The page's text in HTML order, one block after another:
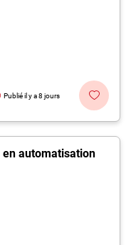
Publié il y a 8 jours
automatisation